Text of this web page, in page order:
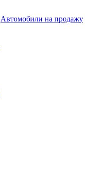
Автомобили на продажу